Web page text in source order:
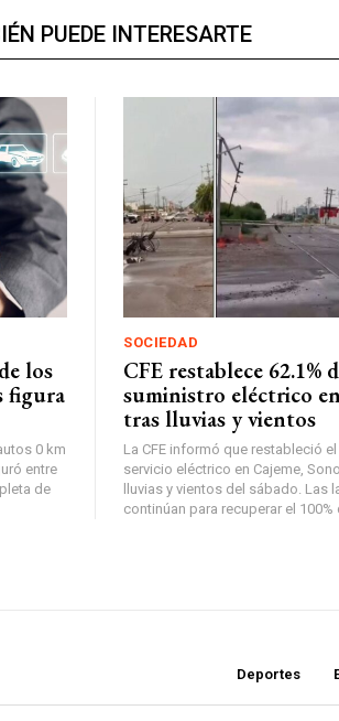
PUEDE INTERESARTE
los
figura
0 km
entre
de
SOCIEDAD
CFE restablece 62.1%
suministro eléctrico
tras lluvias y vientos
La CFE informó que restableció el
servicio eléctrico en Cajeme,
lluvias y vientos del sábado. Las
continúan para recuperar el 100%
Deportes